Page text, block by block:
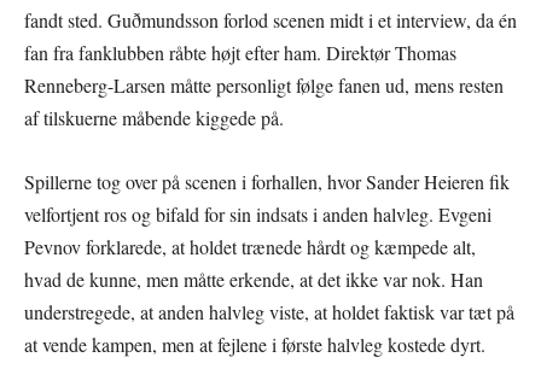
fandt sted. Guðmundsson forlod scenen midt i et interview, da én
fan fra fanklubben råbte højt efter ham. Direktør Thomas
Renneberg-Larsen måtte personligt følge fanen ud, mens resten
af tilskuerne måbende kiggede på.
Spillerne tog over på scenen i forhallen, hvor Sander Heieren fik
velfortjent ros og bifald for sin indsats i anden halvleg. Evgeni
Pevnov forklarede, at holdet trænede hårdt og kæmpede alt,
hvad de kunne, men måtte erkende, at det ikke var nok. Han
understregede, at anden halvleg viste, at holdet faktisk var tæt på
at vende kampen, men at fejlene i første halvleg kostede dyrt.